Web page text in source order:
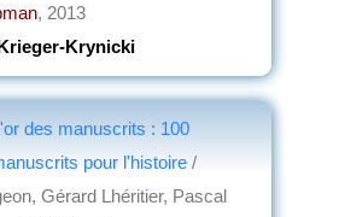
, 2013
Krynicki
des manuscrits : 100
pour l'histoire /
Gérard Lhéritier, Pascal